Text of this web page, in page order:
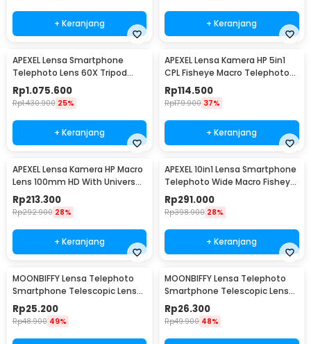
+ Keranjang + Keranjang
APEXEL Lensa Smartphone
Telephoto Lens 60X Tripod
Remote - APL-JS60XJJ09
Rp1.075.600
Rp1.430.900 25%
+ Keranjang
APEXEL Lensa Kamera HP 5in1
CPL Fisheye Macro Telephoto
Wide Angle - APL-DG5H
Rp114.500
Rp179.900 37%
+ Keranjang
APEXEL Lensa Kamera HP Macro
Lens 100mm HD With Universal
Klip - APL-HB100mm
Rp213.300
Rp292.900 28%
+ Keranjang
APEXEL 10in1 Lensa Smartphone
Telephoto Wide Macro Fisheye
- APL-22XDG9
Rp291.000
Rp398.900 28%
+ Keranjang
MOONBIFFY Lensa Telephoto
Smartphone Telescopic Lens
Anti Glare 8X - DW4638
Rp25.200
Rp48.900 49%
MOONBIFFY Lensa Telephoto
Smartphone Telescopic Lens
Anti Glare 12X - DW4638
Rp26.300
Rp49.900 48%